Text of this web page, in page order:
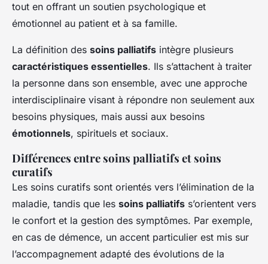
tout en offrant un soutien psychologique et
émotionnel au patient et à sa famille.
La définition des soins palliatifs intègre plusieurs
caractéristiques essentielles. Ils s’attachent à traiter
la personne dans son ensemble, avec une approche
interdisciplinaire visant à répondre non seulement aux
besoins physiques, mais aussi aux besoins
émotionnels, spirituels et sociaux.
Différences entre soins palliatifs et soins
curatifs
Les soins curatifs sont orientés vers l’élimination de la
maladie, tandis que les soins palliatifs s’orientent vers
le confort et la gestion des symptômes. Par exemple,
en cas de démence, un accent particulier est mis sur
l’accompagnement adapté des évolutions de la